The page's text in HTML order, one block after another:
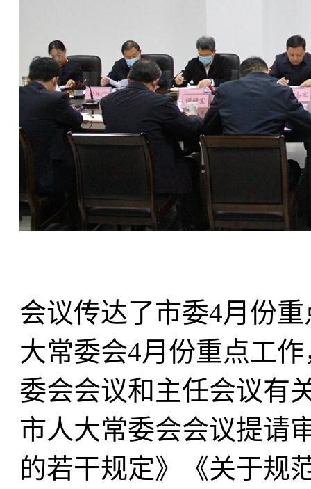
会议传达了市委4月份
大常委会4月份重点工
委会会议和主任会议有
市人大常委会会议提请
的若干规定》《关于规